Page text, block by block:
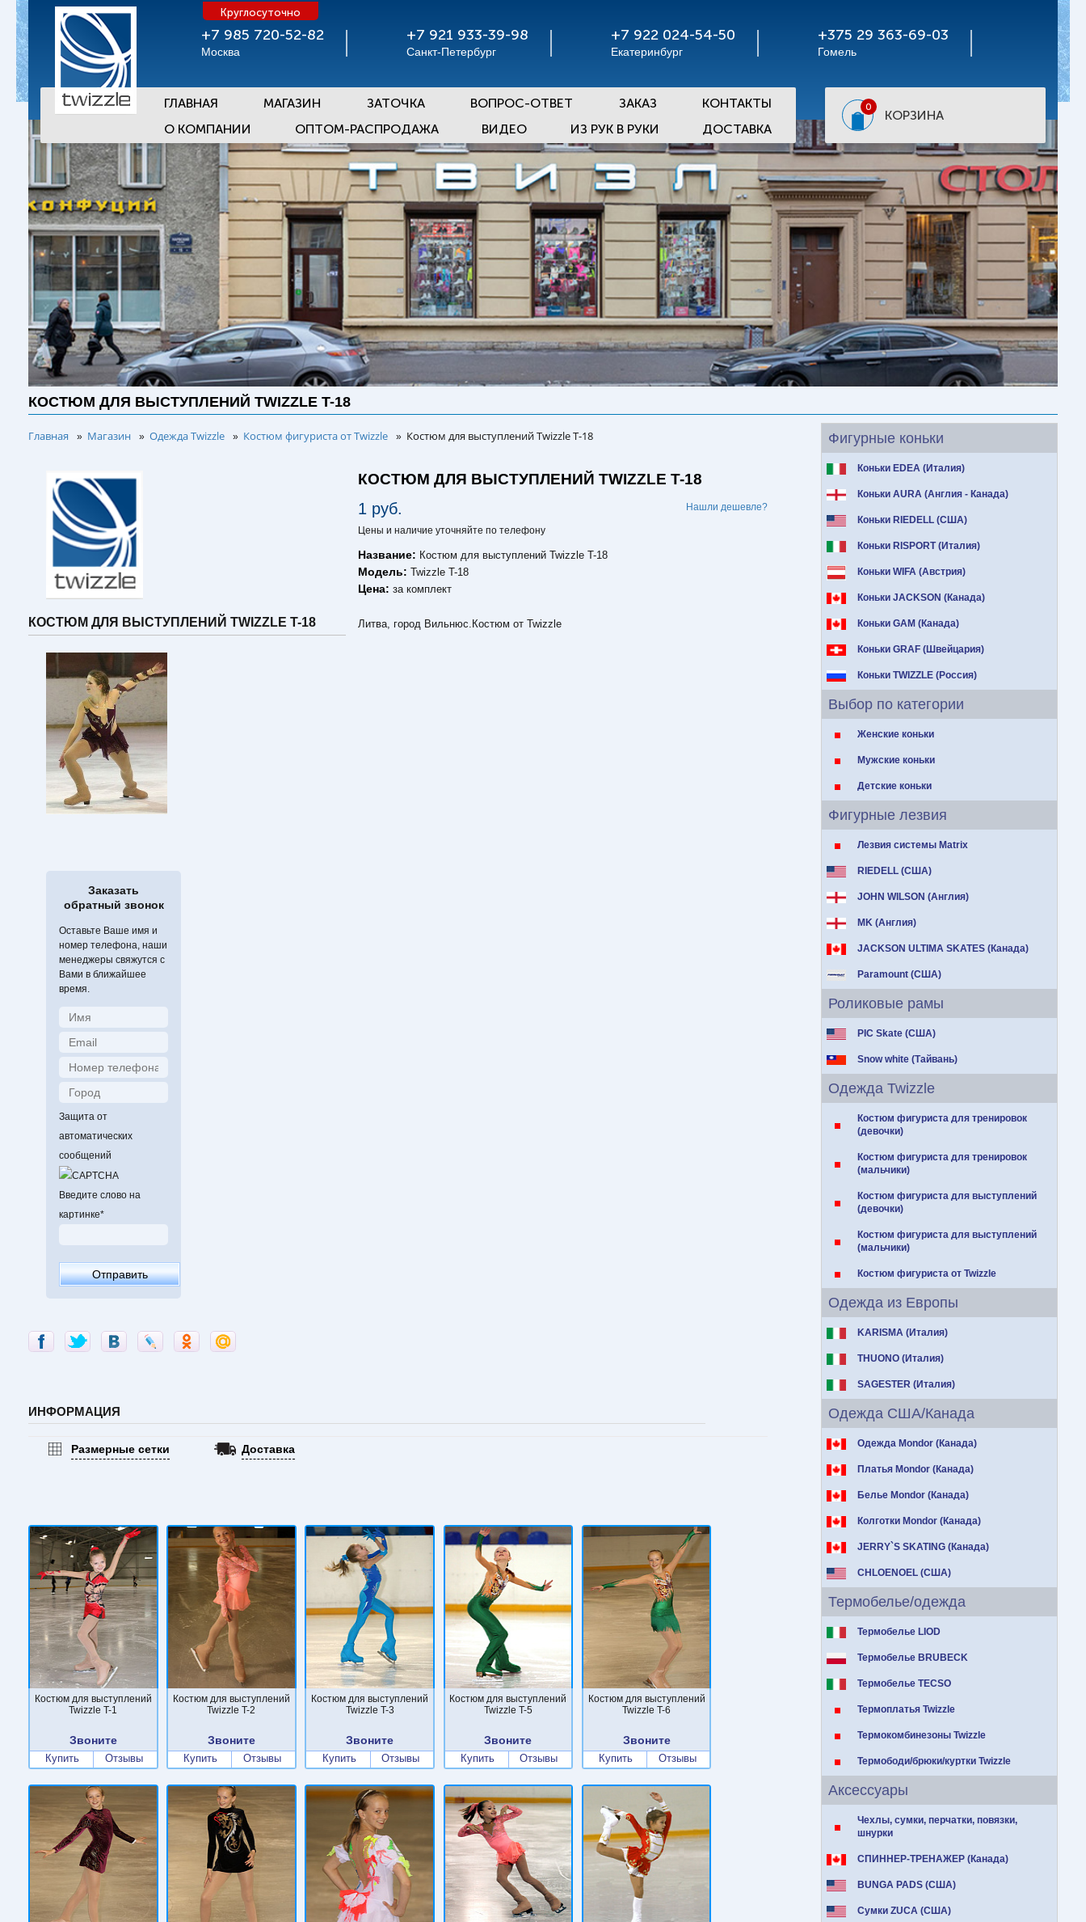
+7 985 720-52-82
Москва
Круглосуточно
+7 921 933-39-98
Санкт-Петербург
+7 922 024-54-50
Екатеринбург
+375 29 363-69-03
Гомель
ГЛАВНАЯ МАГАЗИН ЗАТОЧКА ВОПРОС-ОТВЕТ ЗАКАЗ
КОНТАКТЫ
О КОМПАНИИ
ОПТОМ-РАСПРОДАЖА ВИДЕО ИЗ РУК В РУКИ ДОСТАВКА
0
КОРЗИНА
КОСТЮМ ДЛЯ ВЫСТУПЛЕНИЙ TWIZZLE T-18
Фигурные коньки
Коньки EDEA (Италия)
Коньки AURA (Англия - Канада)
Коньки RIEDELL (США)
Коньки RISPORT (Италия)
Коньки WIFA (Австрия)
Коньки JACKSON (Канада)
Коньки GAM (Канада)
Коньки GRAF (Швейцария)
Коньки TWIZZLE (Россия)
Выбор по категории
Женские коньки
Мужские коньки
Детские коньки
Фигурные лезвия
Лезвия системы Matrix
RIEDELL (США)
JOHN WILSON (Англия)
MK (Англия)
JACKSON ULTIMA SKATES (Канада)
Paramount (США)
Роликовые рамы
PIC Skate (США)
Snow white (Тайвань)
Одежда Twizzle
Костюм фигуриста для тренировок
(девочки)
Костюм фигуриста для тренировок
(мальчики)
Костюм фигуриста для выступлений
(девочки)
Костюм фигуриста для выступлений
(мальчики)
Костюм фигуриста от Twizzle
Одежда из Европы
KARISMA (Италия)
THUONO (Италия)
SAGESTER (Италия)
Одежда США/Канада
Одежда Mondor (Канада)
Платья Mondor (Канада)
Белье Mondor (Канада)
Колготки Mondor (Канада)
JERRY`S SKATING (Канада)
CHLOENOEL (США)
Термобелье/одежда
Термобелье LIOD
Термобелье BRUBECK
Термобелье TECSO
Термоплатья Twizzle
Термокомбинезоны Twizzle
Термободи/брюки/куртки Twizzle
Аксессуары
Чехлы, сумки, перчатки, повязки,
шнурки
СПИННЕР-ТРЕНАЖЕР (Канада)
BUNGA PADS (США)
Сумки ZUCA (США)
Главная » Магазин » Одежда Twizzle » Костюм фигуриста от Twizzle » Костюм для выступлений Twizzle T-18
КОСТЮМ ДЛЯ ВЫСТУПЛЕНИЙ TWIZZLE T-18
Заказать
обратный звонок
Оставьте Ваше имя и
номер телефона, наши
менеджеры свяжутся с
Вами в ближайшее
время.
Защита от
автоматических
сообщений
Введите слово на
картинке*
КОСТЮМ ДЛЯ ВЫСТУПЛЕНИЙ TWIZZLE T-18
1 руб. Нашли дешевле?
Цены и наличие уточняйте по телефону
Название: Костюм для выступлений Twizzle T-18
Модель:Twizzle T-18
Цена:за комплект
Литва, город Вильнюс.Костюм от Twizzle
ИНФОРМАЦИЯ
Размерные сетки Доставка
Костюм для выступлений
Twizzle T-1
Звоните
Купить Отзывы
Костюм для выступлений
Twizzle T-2
Звоните
Купить Отзывы
Костюм для выступлений
Twizzle T-3
Звоните
Купить Отзывы
Костюм для выступлений
Twizzle T-5
Звоните
Купить Отзывы
Костюм для выступлений
Twizzle T-6
Звоните
Купить Отзывы